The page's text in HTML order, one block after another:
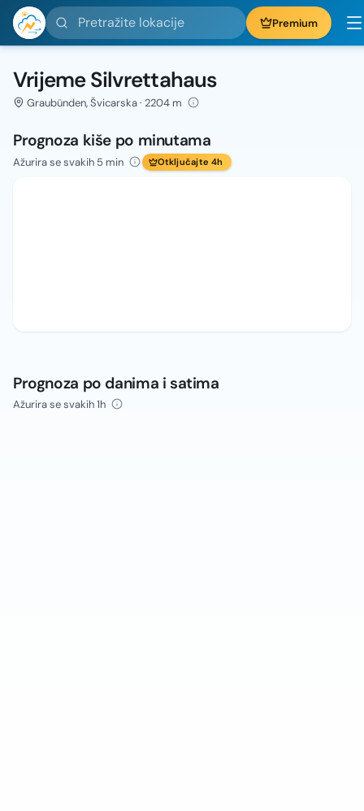
Pretražite lokacije Premium
Vrijeme Silvrettahaus
Graubünden, Švicarska · 2204 m
Prognoza kiše po minutama
Ažurira se svakih 5 min Otključajte 4h
Prognoza po danima i satima
Ažurira se svakih 1h